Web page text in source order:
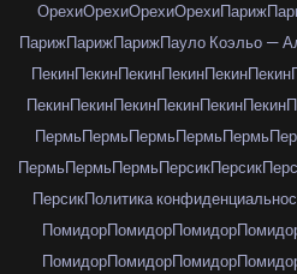
ОрехиОрехиОрехиОрехиПариж
ПарижПарижПарижПауло Коэльо —
ПекинПекинПекинПекинПекинПекин
ПекинПекинПекинПекинПекинПекин
ПермьПермьПермьПермьПермь
ПермьПермьПермьПерсикПерсик
ПерсикПолитика
ПомидорПомидорПомидор
ПомидорПомидорПомидор